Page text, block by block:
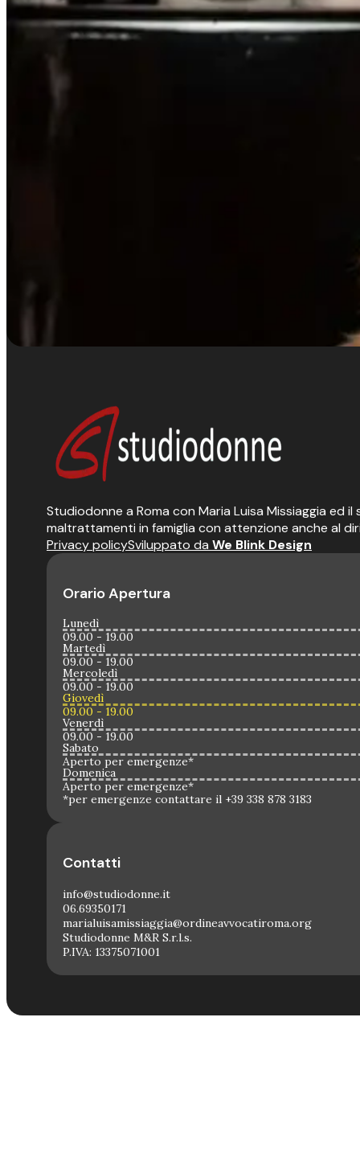
Studiodonne a Roma con Maria Luisa Missiaggia ed
maltrattamenti in famiglia con attenzione anche al
Privacy policySviluppato da We Blink Design
Orario Apertura
Lunedì
09.00 - 19.00
Martedì
09.00 - 19.00
Mercoledì
09.00 - 19.00
Giovedì
09.00 - 19.00
Venerdì
09.00 - 19.00
Sabato
Aperto per emergenze*
Domenica
Aperto per emergenze*
*per emergenze contattare il +39 338 878 3183
Contatti
info@studiodonne.it
06.69350171
marialuisamissiaggia@ordineavvocatiroma.org
Studiodonne M&R S.r.l.s.
P.IVA: 13375071001